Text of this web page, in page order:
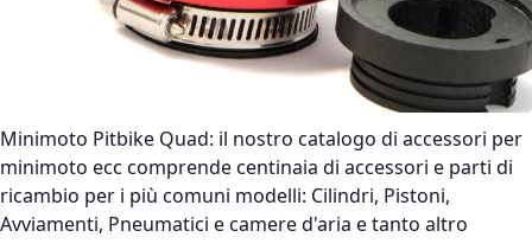
Minimoto Pitbike Quad: il nostro catalogo di accessori per
minimoto ecc comprende centinaia di accessori e parti di
ricambio per i più comuni modelli: Cilindri, Pistoni,
Avviamenti, Pneumatici e camere d'aria e tanto altro